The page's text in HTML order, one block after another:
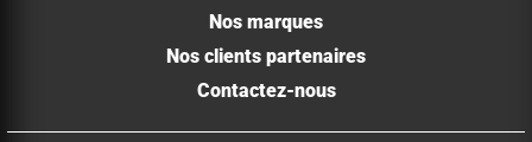
Nos marques
Nos clients partenaires
Contactez-nous